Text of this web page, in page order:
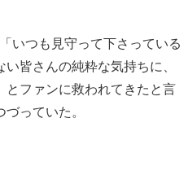
いつも見守って下さっている
皆さんの純粋な気持ちに、
とファンに救われてきたと言
っていた。